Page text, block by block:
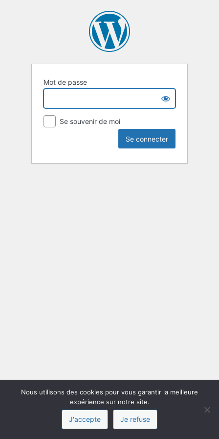
Mot de passe
Se souvenir de moi
Nous utilisons des cookies pour vous garantir la meilleure
expérience sur notre site.
J'accepte Je refuse